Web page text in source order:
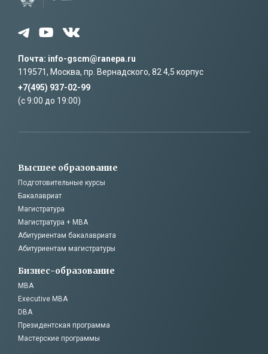
Почта: info-gscm@ranepa.ru
119571, Москва, пр. Вернадского, 82 4,5 корпус
+7(495) 937-02-99
(c 9:00 до 19:00)
Высшее образование
Подготовительные курсы
Бакалавриат
Магистратура
Магистратура + MBA
Абитуриентам бакалавриата
Абитуриентам магистратуры
Бизнес-образование
MBA
Executive MBA
DBA
Президентская программа
Мастерские программы